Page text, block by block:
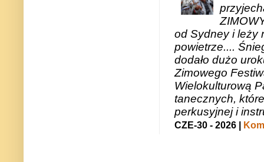
od Sydney i leży
powietrze....
dodało dużo
Zimowego
Wielokulturową
tanecznych,
perkusyjnej i
CZE-30 - 2026 |